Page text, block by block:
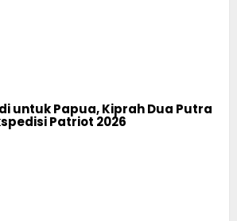
untuk Papua, Kiprah Dua Putra
Patriot 2026